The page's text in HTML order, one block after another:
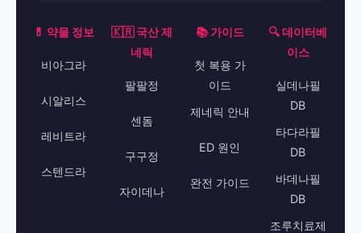
💊 약물 정보
비아그라
시알리스
레비트라
스텐드라
🇰🇷 국산 제
네릭
팔팔정
센돔
구구정
자이데나
📚 가이드
첫 복용 가
이드
제네릭 안내
ED 원인
완전 가이드
🔍 데이터베
이스
실데나필
DB
타다라필
DB
바데나필
DB
조루치료제